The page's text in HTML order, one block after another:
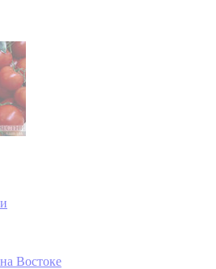
Востоке